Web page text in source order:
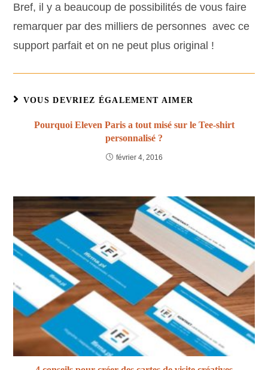
Bref, il y a beaucoup de possibilités de vous faire
remarquer par des milliers de personnes avec ce
support parfait et on ne peut plus original !
VOUS DEVRIEZ ÉGALEMENT AIMER
Pourquoi Eleven Paris a tout misé sur le Tee-shirt
personnalisé ?
février 4, 2016